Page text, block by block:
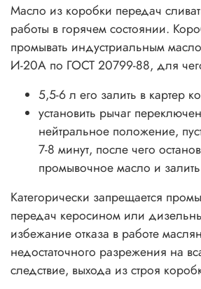
Масло из коробки передач
работы в горячем состоянии.
промывать индустриальным
И-20А по ГОСТ 20799-88, для
5,5-6 л его залить в картер
установить рычаг
нейтральное положение,
7-8 минут, после чего
промывочное масло и
Категорически запрещается
передач керосином или
избежание отказа в работе
недостаточного разрежения на
следствие, выхода из строя